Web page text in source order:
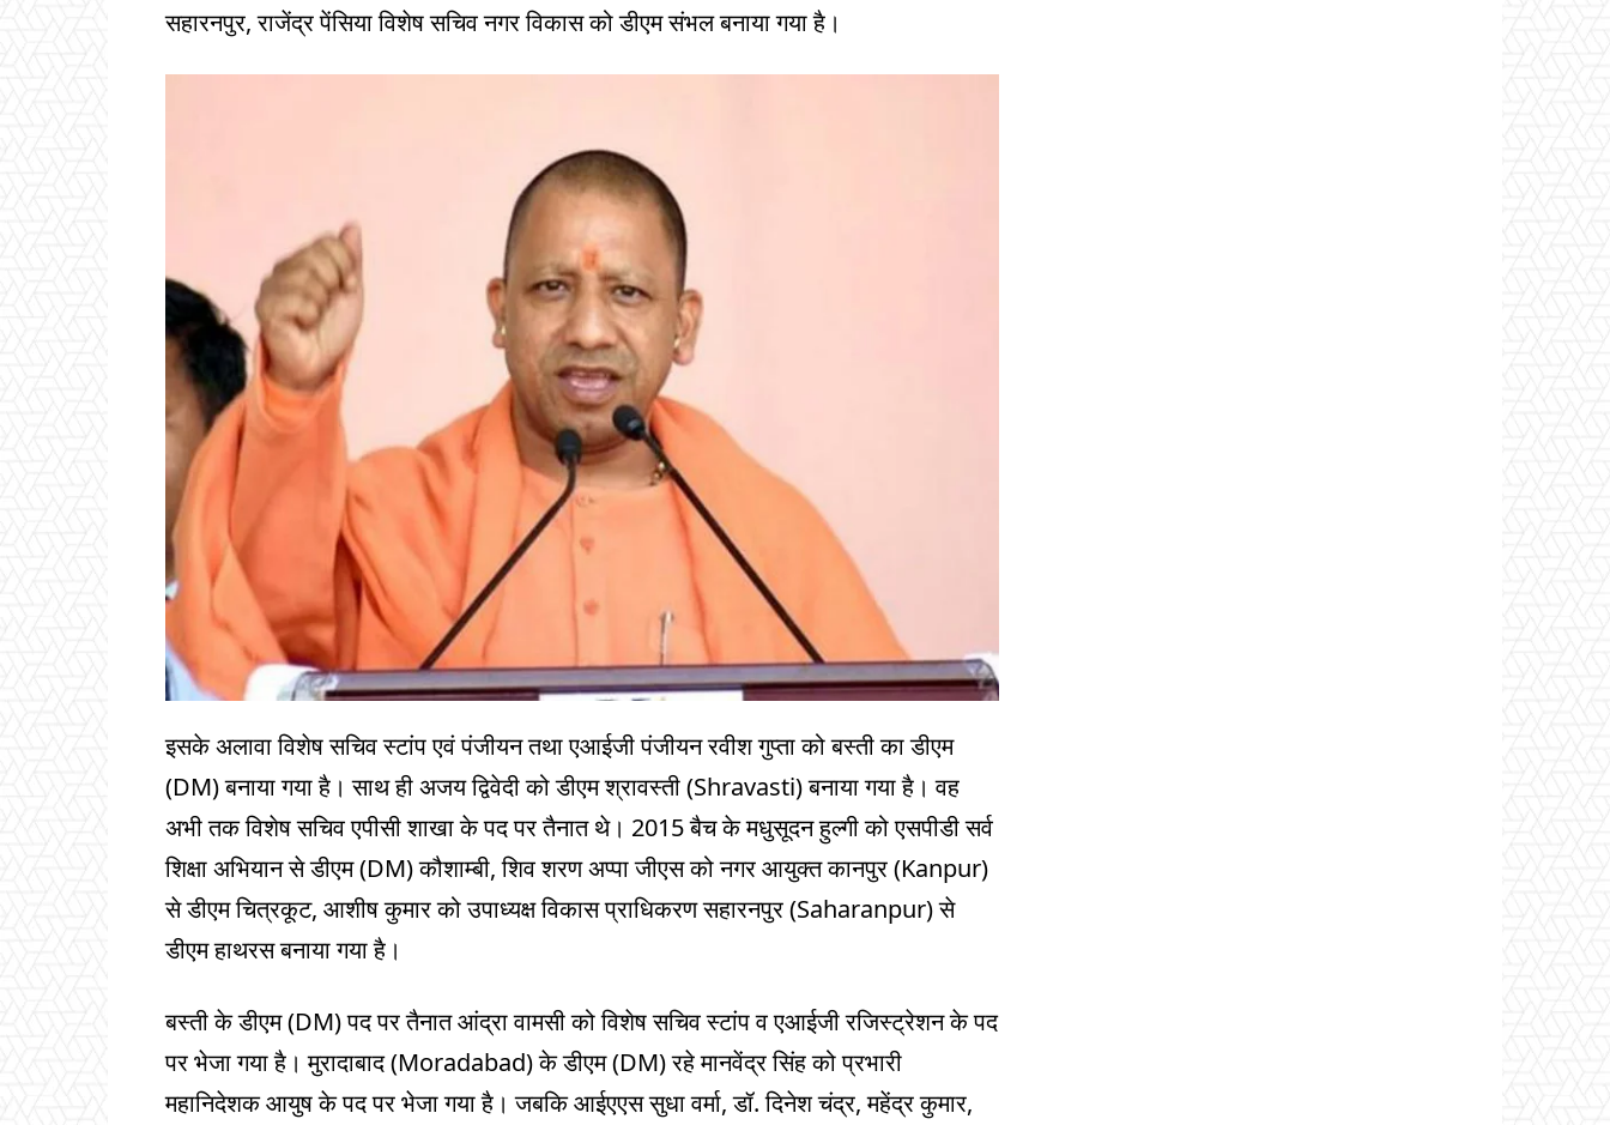
सहारनपुर, राजेंद्र पेंसिया विशेष सचिव नगर विकास को डीएम संभल बनाया गया है।
इसके अलावा विशेष सचिव स्टांप एवं पंजीयन तथा एआईजी पंजीयन रवीश गुप्ता को बस्ती का डीएम
(DM) बनाया गया है। साथ ही अजय द्विवेदी को डीएम श्रावस्ती (Shravasti) बनाया गया है। वह
अभी तक विशेष सचिव एपीसी शाखा के पद पर तैनात थे। 2015 बैच के मधुसूदन हुल्गी को एसपीडी सर्व
शिक्षा अभियान से डीएम (DM) कौशाम्बी, शिव शरण अप्पा जीएस को नगर आयुक्त कानपुर (Kanpur)
से डीएम चित्रकूट, आशीष कुमार को उपाध्यक्ष विकास प्राधिकरण सहारनपुर (Saharanpur) से
डीएम हाथरस बनाया गया है।
बस्ती के डीएम (DM) पद पर तैनात आंद्रा वामसी को विशेष सचिव स्टांप व एआईजी रजिस्ट्रेशन के पद
पर भेजा गया है। मुरादाबाद (Moradabad) के डीएम (DM) रहे मानवेंद्र सिंह को प्रभारी
महानिदेशक आयुष के पद पर भेजा गया है। जबकि आईएएस सुधा वर्मा, डॉ. दिनेश चंद्र, महेंद्र कुमार,